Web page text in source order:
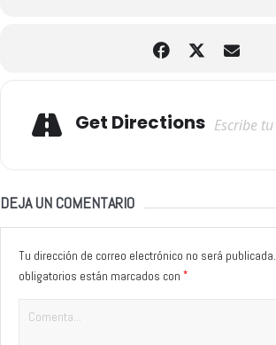
Get Directions
DEJA UN COMENTARIO
Tu dirección de correo electrónico no será publicada.
obligatorios están marcados con *